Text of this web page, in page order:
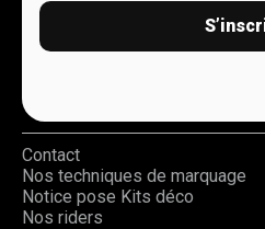
Contact
Nos techniques de marquage
Notice pose Kits déco
Nos riders